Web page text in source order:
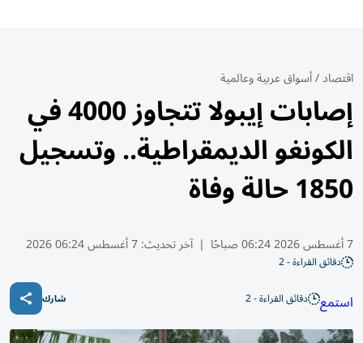
اقتصاد/أسواق عربية وعالمية
إصابات إيبولا تتجاوز 4000 في
الكونغو الديمقراطية.. وتسجيل
1850 حالة وفاة
7 أغسطس 2026 06:24 صباحًا | آخر تحديث:7 أغسطس 06:24 2026
دقائق القراءة - 2
استمع دقائق القراءة - 2 شارك